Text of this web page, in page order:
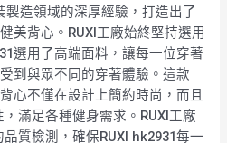
製造領域的深厚經驗，打造出了
美背心。RUXI工廠始終堅持選用
選用了高端面料，讓每一位穿著
到與眾不同的穿著體驗。這款
心不僅在設計上簡約時尚，而且
滿足各種健身需求。RUXI工廠
質檢測，確保RUXI hk2931每一